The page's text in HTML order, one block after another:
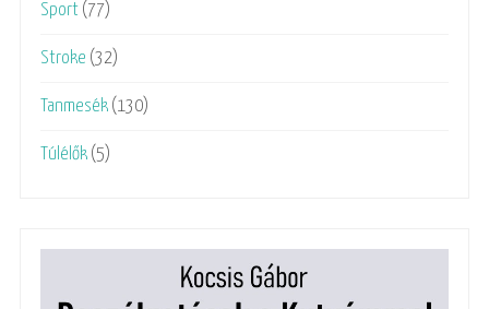
Sport (77)
Stroke (32)
Tanmesék (130)
Túlélők (5)